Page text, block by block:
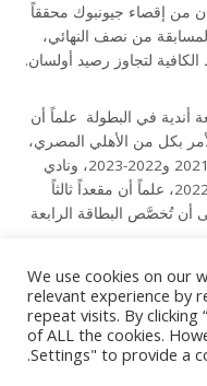
من إقصاء جيونبوك محققاً
من نصف النهائي،
لتجاوز رصيد أولسان.
أندية في البطولة علماً أن
بكل من الأهلي المصري،
الفائز بدوري أبطال أفريقيا موسمي 2020-2021 و2022-2023، ونادي
الوداد الرياضي المغربي بطل نسخة 2021-2022، علماً أن مقعداً ثالثاً
تُخصَّص البطاقة الرابعة
التونسي هما
مسار التصنيف.
We use cookies on our
relevant experience by
repeat visits. By clicking
of ALL the cookies.
Settings" to provide a